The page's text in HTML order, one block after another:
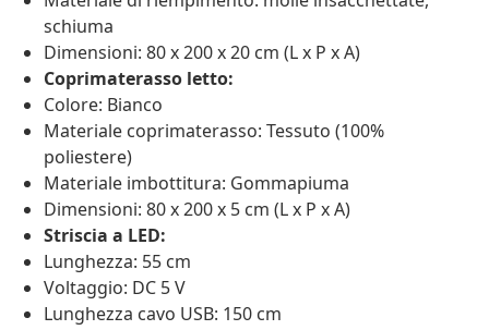
schiuma
Dimensioni: 80 x 200 x 20 cm (L x P x A)
Coprimaterasso letto:
Colore: Bianco
Materiale coprimaterasso: Tessuto (100%
poliestere)
Materiale imbottitura: Gommapiuma
Dimensioni: 80 x 200 x 5 cm (L x P x A)
Striscia a LED:
Lunghezza: 55 cm
Voltaggio: DC 5 V
Lunghezza cavo USB: 150 cm